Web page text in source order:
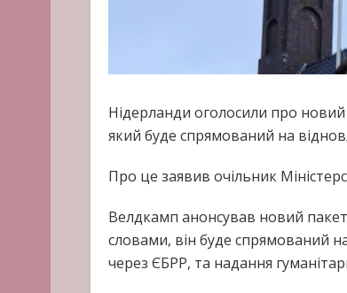
Нідерланди оголосили про
який буде спрямований на
Про це заявив очільник
Велдкамп анонсував новий
словами, він буде спрямований
через ЄБРР, та надання